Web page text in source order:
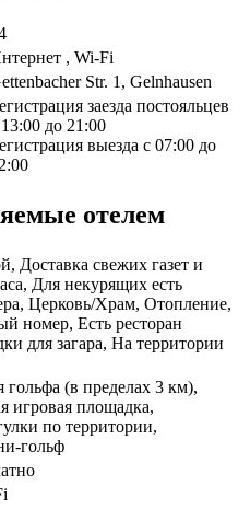
, Wi-Fi
Str. 1, Gelnhausen
заезда постояльцев
до 21:00
выезда с 07:00 до
отелем
Доставка свежих газет и
Для некурящих есть
Церковь/Храм, Отопление,
номер, Есть ресторан
для загара, На территории
гольфа (в пределах 3 км),
игровая площадка,
по территории,
гольф